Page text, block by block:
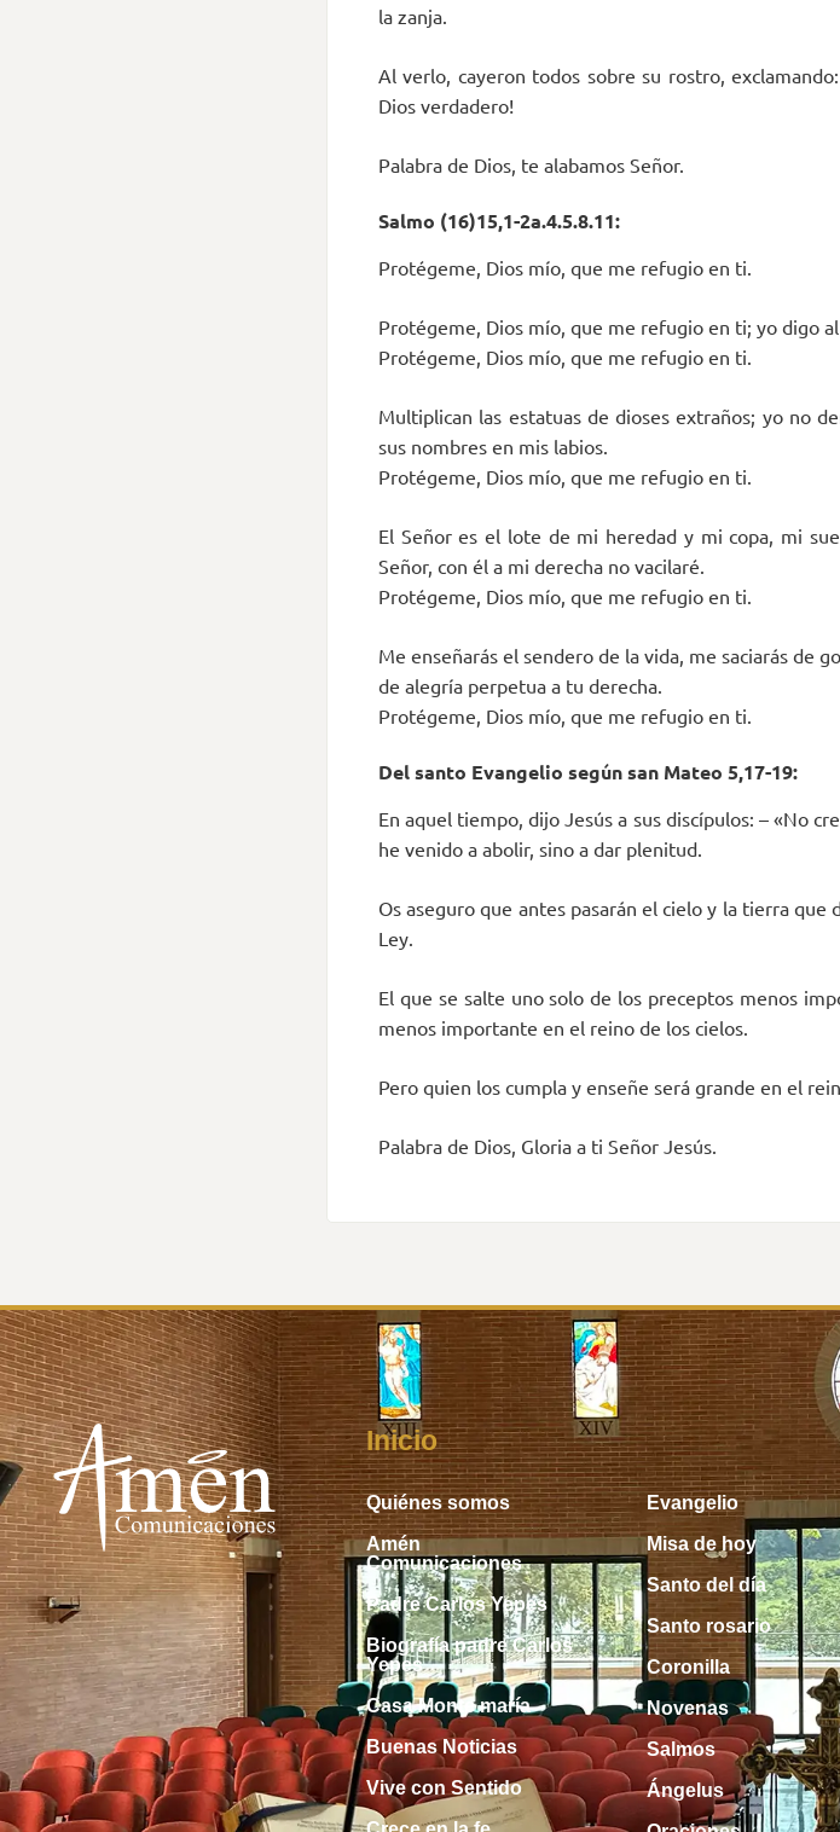
la zanja.
Al verlo, cayeron todos sobre su rostro,
Dios verdadero!
Palabra de Dios, te alabamos Señor.
Salmo (16)15,1-2a.4.5.8.11:
Protégeme, Dios mío, que me refugio en ti.
Protégeme, Dios mío, que me refugio en ti; yo digo
Protégeme, Dios mío, que me refugio en ti.
Multiplican las estatuas de dioses extraños; yo no
sus nombres en mis labios.
Protégeme, Dios mío, que me refugio en ti.
El Señor es el lote de mi heredad y mi copa, mi
Señor, con él a mi derecha no vacilaré.
Protégeme, Dios mío, que me refugio en ti.
Me enseñarás el sendero de la vida, me saciarás de
de alegría perpetua a tu derecha.
Protégeme, Dios mío, que me refugio en ti.
Del santo Evangelio según san Mateo 5,17-19:
En aquel tiempo, dijo Jesús a sus discípulos: – «No
he venido a abolir, sino a dar plenitud.
Os aseguro que antes pasarán el cielo y la tierra
Ley.
El que se salte uno solo de los preceptos menos
menos importante en el reino de los cielos.
Pero quien los cumpla y enseñe será grande en el
Palabra de Dios, Gloria a ti Señor Jesús.
Inicio
Quiénes somos
Amén
Comunicaciones
Padre Carlos Yepes
Biografía padre Carlos
Yepes
Casa Monte maría
Buenas Noticias
Vive con Sentido
Inicio
Evangelio
Misa de hoy
Santo del día
Santo rosario
Coronilla
Novenas
Salmos
Ángelus